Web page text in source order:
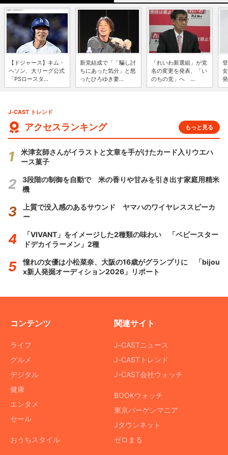
【ドジャース】キム・
ヘソン、大リーグ公式
「PSロースタ...
新党結成で「「騙し討
ちにあった気分」と怒
ったひろゆき妻...
「れいわ新選組」が党
名の変更を発表、「い
のちの党」へ ...
J-CAST トレンド
アクセスランキング もっと見る
米津玄師さんがイラストと文章を手がけたカード入りウエハ
ース菓子
3段階の制御を自動で 米の香りや甘みを引き出す家庭用精米
機
上質で没入感のあるサウンド ヤマハのワイヤレススピーカ
ー
「VIVANT」をイメージした2種類の味わい 「ベビースター
ドデカイラーメン」2種
憧れの女優は小松菜奈、大阪の16歳がグランプリに 「bijou
x新人発掘オーディション2026」リポート
コンテンツ
ライフ
グルメ
デジタル
健康
エンタメ
セール
おうちスタイル
関連サイト
J-CASTニュース
J-CASTトレンド
J-CAST会社ウォッチ
BOOKウォッチ
東京バーゲンマニア
Jタウンネット
ゼロまる